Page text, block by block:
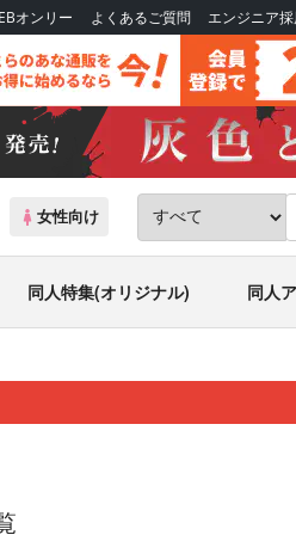
オンリー よくあるご質問 エンジニア採
女性向け
同人特集(オリジナル) 同人